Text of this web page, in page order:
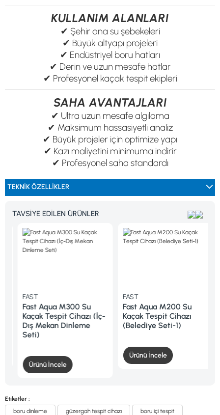
KULLANIM ALANLARI
✔ Şehir ana su şebekeleri
✔ Büyük altyapı projeleri
✔ Endüstriyel boru hatları
✔ Derin ve uzun mesafe hatlar
✔ Profesyonel kaçak tespit ekipleri
SAHA AVANTAJLARI
✔ Ultra uzun mesafe algılama
✔ Maksimum hassasiyetli analiz
✔ Büyük projeler için optimize yapı
✔ Kazı maliyetini minimuma indirir
✔ Profesyonel saha standardı
TEKNİK ÖZELLİKLER
TAVSİYE EDİLEN ÜRÜNLER
FAST
Fast Aqua M300 Su
Kaçak Tespit Cihazı (İç-
Dış Mekan Dinleme
Seti)
Ürünü İncele
FAST
Fast Aqua M200 Su
Kaçak Tespit Cihazı
(Belediye Seti-1)
Ürünü İncele
Etiketler :
boru dinleme
güzergah tespit cihazı boru içi tespit